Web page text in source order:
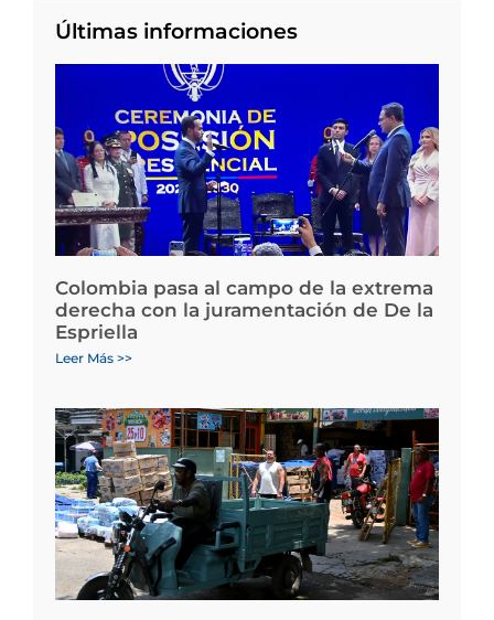
Últimas informaciones
Colombia pasa al campo de la extrema
derecha con la juramentación de De la
Espriella
Leer Más >>